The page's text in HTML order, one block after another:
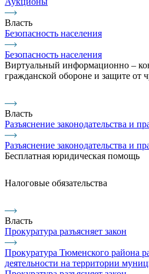
Власть
Безопасность населения
Безопасность населения
Виртуальный информационно –
гражданской обороне и защите от
Власть
Разъяснение законодательства и
Разъяснение законодательства и
Бесплатная юридическая помощь
Налоговые обязательства
Власть
Прокуратура разъясняет закон
Прокуратура Тюменского района
деятельности на территории